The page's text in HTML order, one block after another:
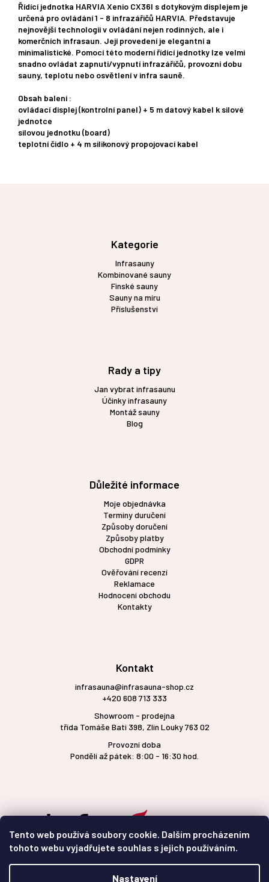
Tento web používá soubory cookie. Dalším procházením
tohoto webu vyjadřujete souhlas s jejich používáním.
Nastavení
Řídící jednotka HARVIA Xenio CX36I s dotykovým displejem je
určená pro ovládání 1 - 8 infrazářičů HARVIA. Představuje
nejnovější technologii v ovládání nejen rodinných, ale i
komerčních infrasaun. Její provedení je elegantní a
minimalistické. Pomocí této moderní řídící jednotky lze velmi
snadno ovládat zapnutí/vypnutí infrazářičů, provozní dobu
sauny, teplotu nebo osvětlení v infra sauně.
Obsah balení :
ovládací displej (kontrolní panel) + 5 m datový kabel k silové
jednotce
silovou jednotku (board)
teplotní čidlo + 4 m silikonový propojovací kabel
Kategorie
Infrasauny
Kombinované sauny
Finské sauny
Sauny na míru
Příslušenství
Rady a tipy
Jan vybrat infrasaunu
Účinky infrasauny
Montáž sauny
Blog
Důležité informace
Moje objednávka
Termíny duručení
Způsoby doručení
Způsoby platby
Obchodní podmínky
GDPR
Ověřování recenzí
Reklamace
Hodnocení obchodu
Kontakty
Kontakt
infrasauna@infrasauna-shop.cz
+420 608 713 333
Showroom - prodejna
třída Tomáše Bati 398, Zlín Louky 763 02
Provozní doba
Pondělí až pátek: 8:00 - 16:30 hod.